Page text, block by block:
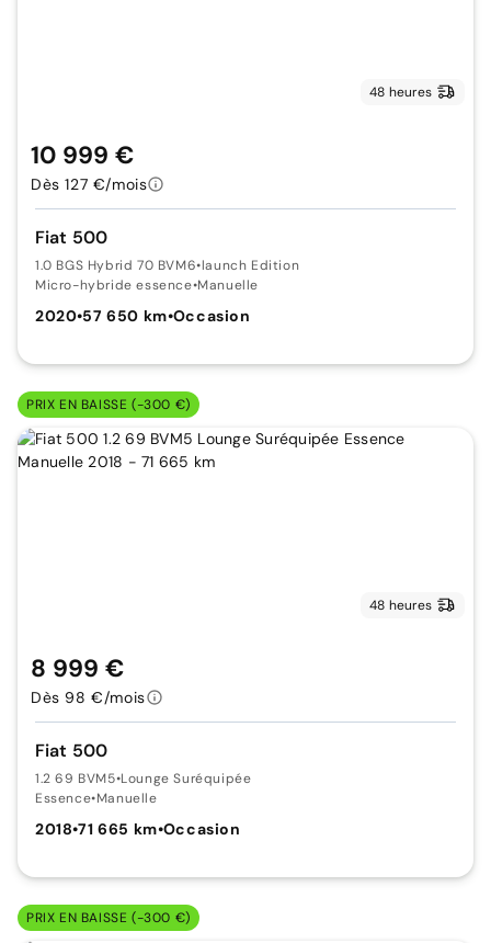
48 heures
Fiat 500
1.0 BGS Hybrid 70 BVM6•launch Edition
Micro-hybride essence•Manuelle
2020•57 650 km•Occasion
10 999 €
Dès 127 €/mois
PRIX EN BAISSE (-300 €)
48 heures
Fiat 500
1.2 69 BVM5•Lounge Suréquipée
Essence•Manuelle
2018•71 665 km•Occasion
8 999 €
Dès 98 €/mois
PRIX EN BAISSE (-300 €)